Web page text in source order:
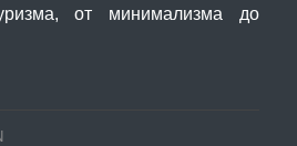
от минимализма до